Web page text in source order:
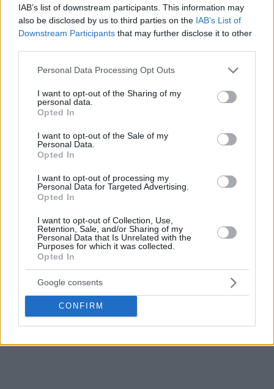
IAB’s list of downstream participants. This information may
also be disclosed by us to third parties on the IAB’s List of
Downstream Participants that may further disclose it to other
Please note that this website/app uses one or more Google
not limited to your visit or usage behaviour. You may click to
grant or deny consent to Google and its third-party tags to
use your data for below specified purposes in below Google
consent section.
Personal Data Processing Opt Outs
I want to opt-out of the Sharing of my
personal data.
Opted In
I want to opt-out of the Sale of my
Personal Data.
Opted In
I want to opt-out of processing my
Personal Data for Targeted Advertising.
Opted In
I want to opt-out of Collection, Use,
Retention, Sale, and/or Sharing of my
Personal Data that Is Unrelated with the
Purposes for which it was collected.
Opted In
Google consents
CONFIRM
Lo que se venía rumoreando desde hacía semanas, incluso
meses, se confirmó este jueves, cuando elOlympiacos
anunció en redes sociales que Codi vestirá la camiseta del
club en el futuro.
años, su primer movimiento en el mercado de fichajes de
verano de la Euroliga.
Era un fichaje esperado, ya que los “Rojos” habían llegado a
un acuerdo semanas atrás con el exjugador del
compañero de Sasha Vezenkov en la selección nacional.
McKissic, elOlympiacosha completado uno de los fichajes
previstos, y se espera que Jean Montero se una pronto a la
plantilla en la línea exterior.